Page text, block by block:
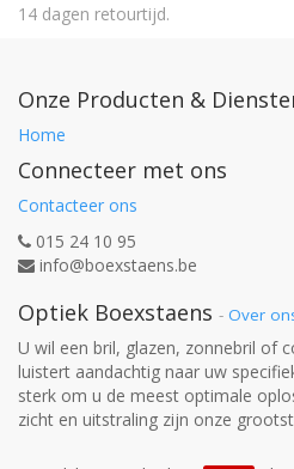
14 dagen retourtijd.
Onze Producten &
Home
Connecteer met ons
Contacteer ons
015 24 10 95
info@boexstaens.be
Optiek Boexstaens - Over
U wil een bril, glazen, zonnebril of
luistert aandachtig naar uw
sterk om u de meest optimale
zicht en uitstraling zijn onze